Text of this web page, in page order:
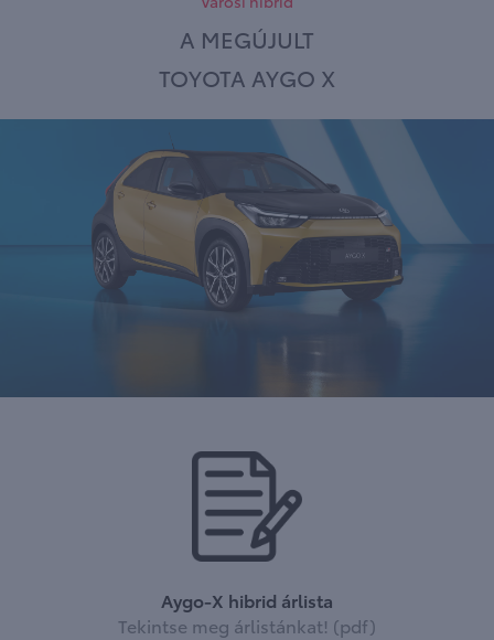
A MEGÚJULT
TOYOTA AYGO X
Aygo-X hibrid árlista
Tekintse meg árlistánkat! (pdf)